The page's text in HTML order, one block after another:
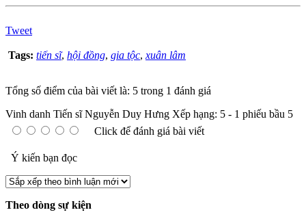
Tweet
Tags: tiến sĩ, hội đồng, gia tộc, xuân lâm
Tổng số điểm của bài viết là: 5 trong 1 đánh giá
Vinh danh Tiến sĩ Nguyễn Duy Hưng Xếp hạng: 5 - 1 phiếu bầu 5
Click để đánh giá bài viết
Ý kiến bạn đọc
Theo dòng sự kiện